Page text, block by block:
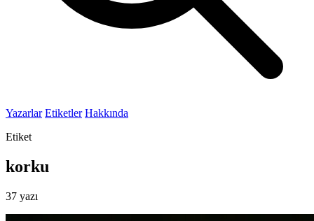
Yazarlar Etiketler Hakkında
Etiket
korku
37 yazı